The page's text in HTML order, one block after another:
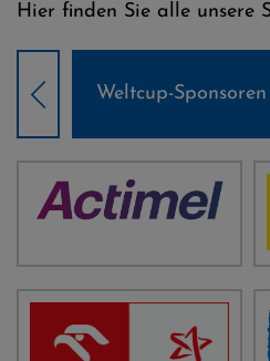
Hier finden Sie alle unsere
Weltcup-